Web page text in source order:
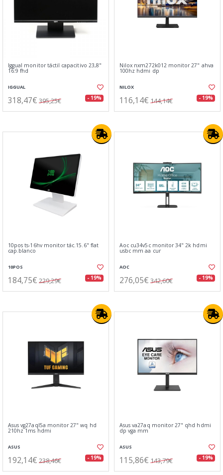
Iggual monitor táctil capacitivo 23,8"
16:9 fhd
IGGUAL
318,47€ 395,25€ - 19%
Nilox nxm272k012 monitor 27" ahva
100hz hdmi dp
NILOX
116,14€ 144,14€ - 19%
10pos ts-16hv monitor tác.15.6" flat
cap.blanco
10POS
184,75€ 229,29€ - 19%
Aoc cu34v5c monitor 34" 2k hdmi
usbc mm aa cur
AOC
276,05€ 342,60€ - 19%
Asus vg27aql5a monitor 27" wq hd
210hz 1ms hdmi
ASUS
192,14€ 238,46€ - 19%
Asus va27aq monitor 27" qhd hdmi
dp vga mm
ASUS
115,86€ 143,79€ - 19%